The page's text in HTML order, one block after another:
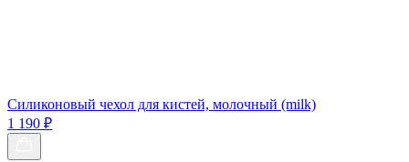
Силиконовый чехол для кистей, молочный (milk)
1 190 ₽